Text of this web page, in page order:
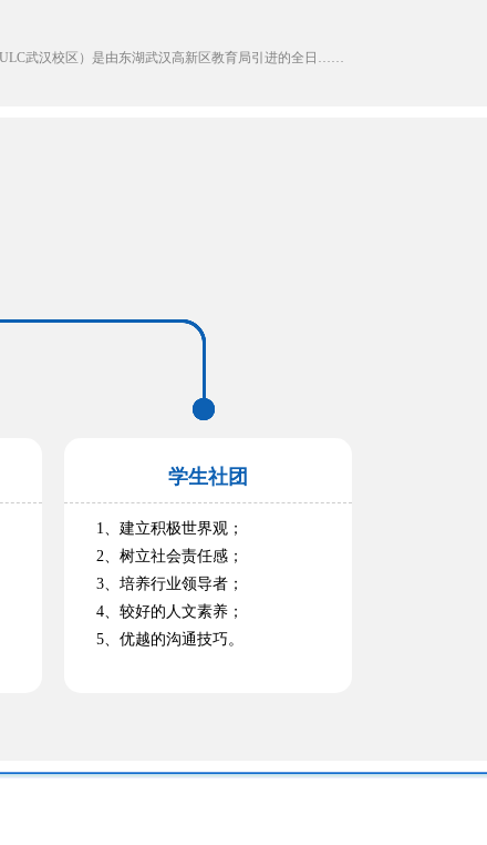
武汉校区）是由东湖武汉高新区教育局引进的全日……
学生社团
1、建立积极世界观；
2、树立社会责任感；
3、培养行业领导者；
4、较好的人文素养；
5、优越的沟通技巧。